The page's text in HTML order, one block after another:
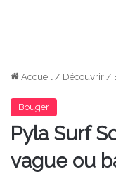
Accueil / Découvrir /
Bouger
Pyla Surf
vague ou